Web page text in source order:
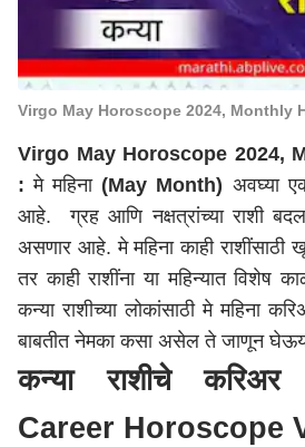
Virgo May Horoscope 2024, Monthly
Virgo May Horoscope 2024,
: मे महिना (May Month) अवघ्या
आहे. ग्रह आणि नक्षत्रांच्या राशी
असणार आहे. मे महिना काही
तर काही राशींना या महिन्यात विशेष
कन्या राशीच्या लोकांसाठी मे महिना
बाबतीत नेमका कसा असेल ते जाणून
कन्या राशीचे
Career Horoscope